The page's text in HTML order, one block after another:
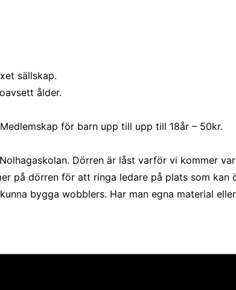
sällskap.
ålder.
för barn upp till upp till 18år – 50kr.
Dörren är låst varför vi kommer
på dörren för att ringa ledare på plats som kan
bygga wobblers. Har man egna material